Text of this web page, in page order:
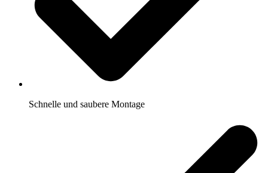
Schnelle und saubere Montage